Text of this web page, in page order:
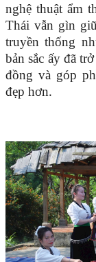
nghệ thuật ẩm
Thái vẫn gìn
truyền thống
bản sắc ấy đã
đồng và góp
đẹp hơn.